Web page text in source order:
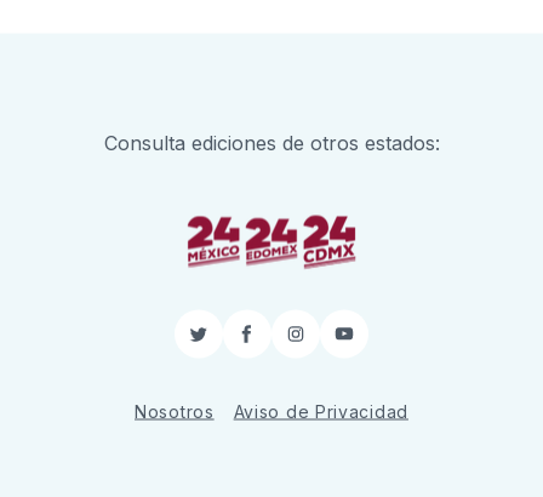
Consulta ediciones de otros estados:
TwitterFacebook
InstagramYouTube
Nosotros Aviso de Privacidad